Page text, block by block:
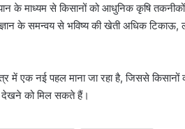
के माध्यम से किसानों को आधुनिक कृषि
के समन्वय से भविष्य की खेती अधिक टिकाऊ,
में एक नई पहल माना जा रहा है, जिससे
देखने को मिल सकते हैं।